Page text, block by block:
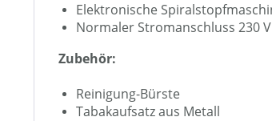
Elektronische
Normaler Stromanschluss 230 V
Zubehör:
Reinigung-Bürste
Tabakaufsatz aus Metall